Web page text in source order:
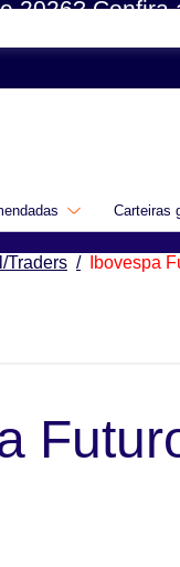
2026?
Carteiras
Traders / Ibovespa